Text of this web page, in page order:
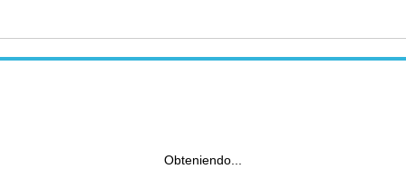
Obteniendo...